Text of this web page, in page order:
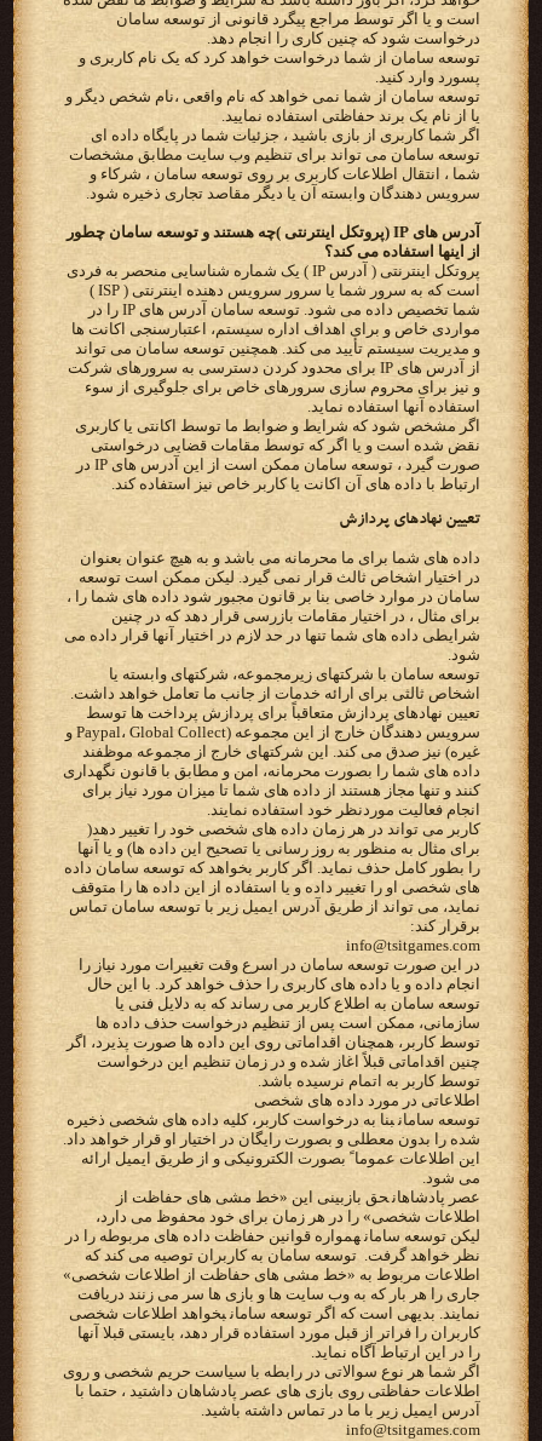
است و یا اگر توسط مراجع پیگرد قانونی از توسعه سامان
درخواست شود که چنین کاری را انجام دهد.
توسعه سامان از شما درخواست خواهد کرد که یک نام کاربری و
پسورد وارد کنید.
توسعه سامان از شما نمی خواهد که نام واقعی ،نام شخص دیگر و
یا از نام یک برند حفاظتی استفاده نمایید.
اگر شما کاربری از بازی باشید ، جزئیات شما در پایگاه داده ای
توسعه سامان می تواند برای تنظیم وب سایت مطابق مشخصات
شما ، انتقال اطلاعات کاربری بر روی توسعه سامان ، شرکاء و
سرویس دهندگان وابسته آن یا دیگر مقاصد تجاری ذخیره شود.
آدرس های IP (پروتکل اینترنتی )چه هستند و توسعه سامان چطور
از اینها استفاده می کند؟
پروتکل اینترنتی ( آدرس IP ) یک شماره شناسایی منحصر به فردی
است که به سرور شما یا سرور سرویس دهنده اینترنتی ( ISP )
شما تخصیص داده می شود. توسعه سامان آدرس های IP را در
مواردی خاص و برای اهداف اداره سیستم، اعتبارسنجی اکانت ها
و مدیریت سیستم تأیید می کند. همچنین توسعه سامان می تواند
از آدرس های IP برای محدود کردن دسترسی به سرورهای شرکت
و نیز برای محروم سازی سرورهای خاص برای جلوگیری از سوء
استفاده آنها استفاده نماید.
اگر مشخص شود که شرایط و ضوابط ما توسط اکانتی یا کاربری
نقض شده است و یا اگر که توسط مقامات قضایی درخواستی
صورت گیرد ، توسعه سامان ممکن است از این آدرس های IP در
ارتباط با داده های آن اکانت یا کاربر خاص نیز استفاده کند.
تعیین نهادهای پردازش
داده های شما برای ما محرمانه می باشد و به هیچ عنوان بعنوان
در اختیار اشخاص ثالث قرار نمی گیرد. لیکن ممکن است توسعه
سامان در موارد خاصی بنا بر قانون مجبور شود داده های شما را ،
برای مثال ، در اختیار مقامات بازرسی قرار دهد که در چنین
شرایطی داده های شما تنها در حد لازم در اختیار آنها قرار داده می
شود.
توسعه سامان با شرکتهای زیرمجموعه، شرکتهای وابسته یا
اشخاص ثالثی برای ارائه خدمات از جانب ما تعامل خواهد داشت.
تعیین نهادهای پردازش متعاقباً برای پردازش پرداخت ها توسط
سرویس دهندگان خارج از این مجموعه (Paypal، Global Collect و
غیره) نیز صدق می کند. این شرکتهای خارج از مجموعه موظفند
داده های شما را بصورت محرمانه، امن و مطابق با قانون نگهداری
کنند و تنها مجاز هستند از داده های شما تا میزان مورد نیاز برای
انجام فعالیت موردنظر خود استفاده نمایند.
کاربر می تواند در هر زمان داده های شخصی خود را تغییر دهد(
برای مثال به منظور به روز رسانی یا تصحیح این داده ها) و یا آنها
را بطور کامل حذف نماید. اگر کاربر بخواهد که توسعه سامان داده
های شخصی او را تغییر داده و یا استفاده از این داده ها را متوقف
نماید، می تواند از طریق آدرس ایمیل زیر با توسعه سامان تماس
برقرار کند:
info@tsitgames.com
در این صورت توسعه سامان در اسرع وقت تغییرات مورد نیاز را
انجام داده و یا داده های کاربری را حذف خواهد کرد. با این حال
توسعه سامان به اطلاع کاربر می رساند که به دلایل فنی یا
سازمانی، ممکن است پس از تنظیم درخواست حذف داده ها
توسط کاربر، همچنان اقداماتی روی این داده ها صورت پذیرد، اگر
چنین اقداماتی قبلاً اغاز شده و در زمان تنظیم این درخواست
توسط کاربر به اتمام نرسیده باشد.
‫اطلاعاتی در مورد داده های شخصی‬
‫‪ توسعه سامان‬بنا به درخواست کاربر، کلیه داده های شخصی ذخیره
شده را بدون معطلی و بصورت رایگان در‬ ‫اختیار او قرار خواهد داد.
این اطلاعات عموما ً بصورت الکترونیکی و از طریق ایمیل ارائه
می شود.‬
‫‪ عصر پادشاهان‬حق بازبینی این «خط مشی های حفاظت از
اطلاعات شخصی» را در هر زمان برای خود محفوظ می دارد،
لیکن‬ ‫‪ توسعه سامان‬همواره قوانین حفاظت داده های مربوطه را در
نظر خواهد گرفت. ‪ توسعه سامان ‬به کاربران توصیه می‬ ‫کند که
اطلاعات مربوط به «خط مشی های حفاظت از اطلاعات شخصی»
جاری را هر بار که به وب سایت ها و بازی ها سر‬ ‫می زنند دریافت
نمایند. بدیهی است که اگر ‪ توسعه سامان‬بخواهد اطلاعات شخصی
کاربران را فراتر از قبل مورد استفاده قرار‬ ‫دهد، بایستی قبلا آنها
را در این ارتباط آگاه نماید.‬
اگر شما هر نوع سوالاتی در رابطه با سیاست حریم شخصی و روی
اطلاعات حفاظتی روی بازی های عصر پادشاهان داشتید ، حتما با
آدرس ایمیل زیر با ما در تماس داشته باشید.
info@tsitgames.com